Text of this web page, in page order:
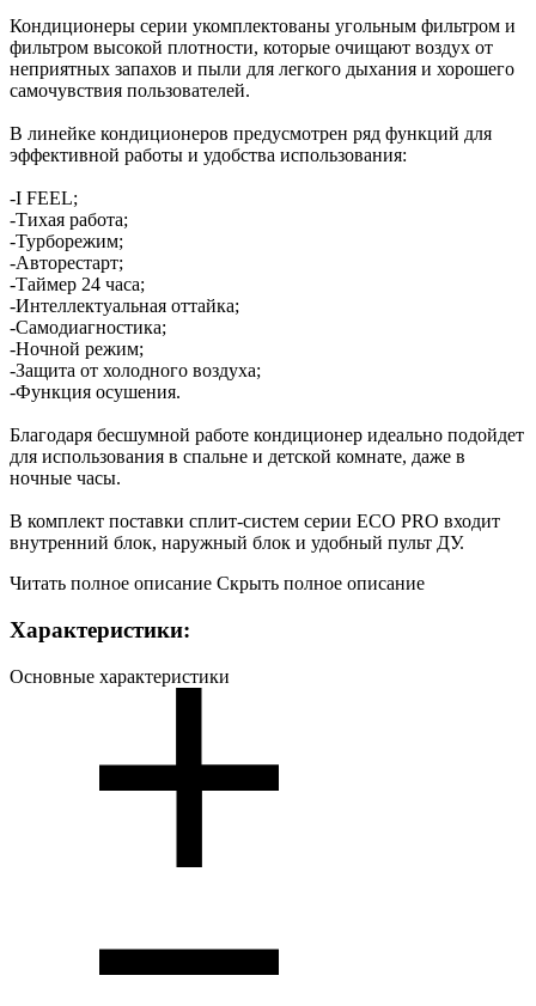
Кондиционеры серии укомплектованы угольным фильтром и
фильтром высокой плотности, которые очищают воздух от
неприятных запахов и пыли для легкого дыхания и хорошего
самочувствия пользователей.
В линейке кондиционеров предусмотрен ряд функций для
эффективной работы и удобства использования:
-I FEEL;
-Тихая работа;
-Турборежим;
-Авторестарт;
-Таймер 24 часа;
-Интеллектуальная оттайка;
-Самодиагностика;
-Ночной режим;
-Защита от холодного воздуха;
-Функция осушения.
Благодаря бесшумной работе кондиционер идеально подойдет
для использования в спальне и детской комнате, даже в
ночные часы.
В комплект поставки сплит-систем серии ECO PRO входит
внутренний блок, наружный блок и удобный пульт ДУ.
Читать полное описание Скрыть полное описание
Характеристики:
Основные характеристики